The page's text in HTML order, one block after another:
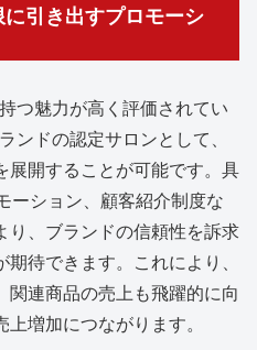
引き出すプロモーシ
つ魅力が高く評価されてい
ンドの認定サロンとして、
展開することが可能です。具
ーション、顧客紹介制度な
り、ブランドの信頼性を訴求
待できます。これにより、
連商品の売上も飛躍的に向
増加につながります。